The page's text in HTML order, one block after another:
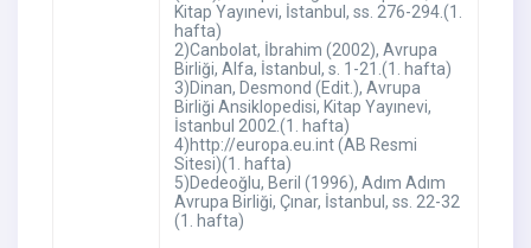
Kitap Yayınevi, İstanbul, ss. 276-294.(1.
hafta)
2)Canbolat, İbrahim (2002), Avrupa
Birliği, Alfa, İstanbul, s. 1-21.(1. hafta)
3)Dinan, Desmond (Edit.), Avrupa
Birliği Ansiklopedisi, Kitap Yayınevi,
İstanbul 2002.(1. hafta)
4)http://europa.eu.int (AB Resmi
Sitesi)(1. hafta)
5)Dedeoğlu, Beril (1996), Adım Adım
Avrupa Birliği, Çınar, İstanbul, ss. 22-32
(1. hafta)